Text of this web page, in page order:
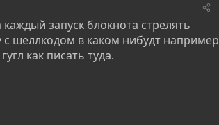
запуск блокнота стрелять
шеллкодом в каком нибудт например
как писать туда.